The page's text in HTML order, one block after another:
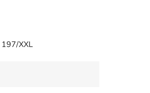
197/XXL